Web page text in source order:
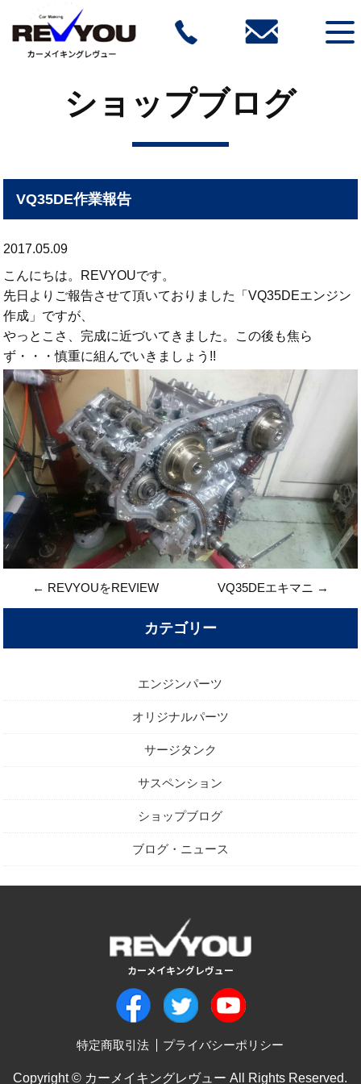
ショップブログ
VQ35DE作業報告
2017.05.09
こんにちは。REVYOUです。
先日よりご報告させて頂いておりました「VQ35DEエンジン
作成」ですが、
やっとこさ、完成に近づいてきました。この後も焦ら
ず・・・慎重に組んでいきましょう!!
← REVYOUをREVIEW VQ35DEエキマニ →
カテゴリー
エンジンパーツ
オリジナルパーツ
サージタンク
サスペンション
ショップブログ
ブログ・ニュース
特定商取引法 プライバシーポリシー
Copyright © カーメイキングレヴュー All Rights Reserved.